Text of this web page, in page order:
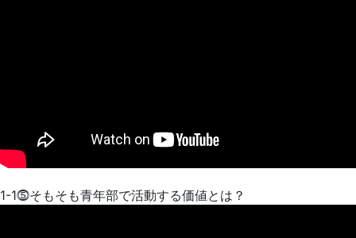
1-1⓹そもそも青年部で活動する価値とは？